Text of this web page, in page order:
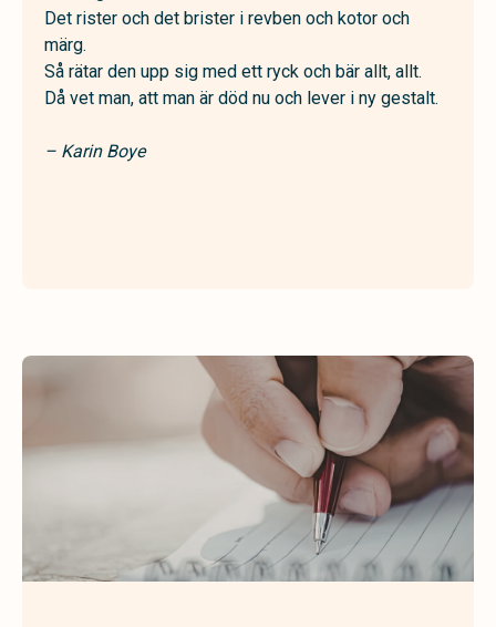
Det rister och det brister i revben och kotor och
märg.
Så rätar den upp sig med ett ryck och bär allt, allt.
Då vet man, att man är död nu och lever i ny gestalt.
– Karin Boye